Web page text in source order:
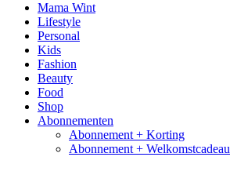
Mama Wint
Lifestyle
Personal
Kids
Fashion
Beauty
Food
Shop
Abonnementen
Abonnement + Korting
Abonnement + Welkomstcadeau